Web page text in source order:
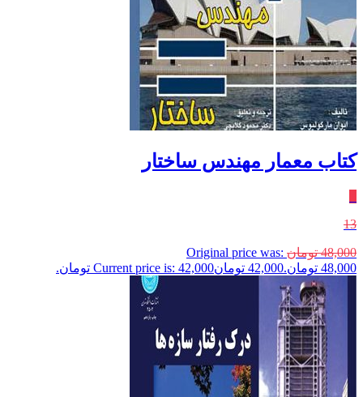
کتاب معمار مهندس ساختار
13
48,000 تومان Original price was:
48,000 تومان.
42,000 تومانCurrent price is: 42,000 تومان.